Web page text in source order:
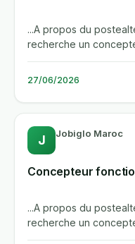
...A propos du
recherche un
specialise dans les
27/06/2026
J Jobiglo Maroc
Concepteur
...A propos du
recherche un
specialise dans les